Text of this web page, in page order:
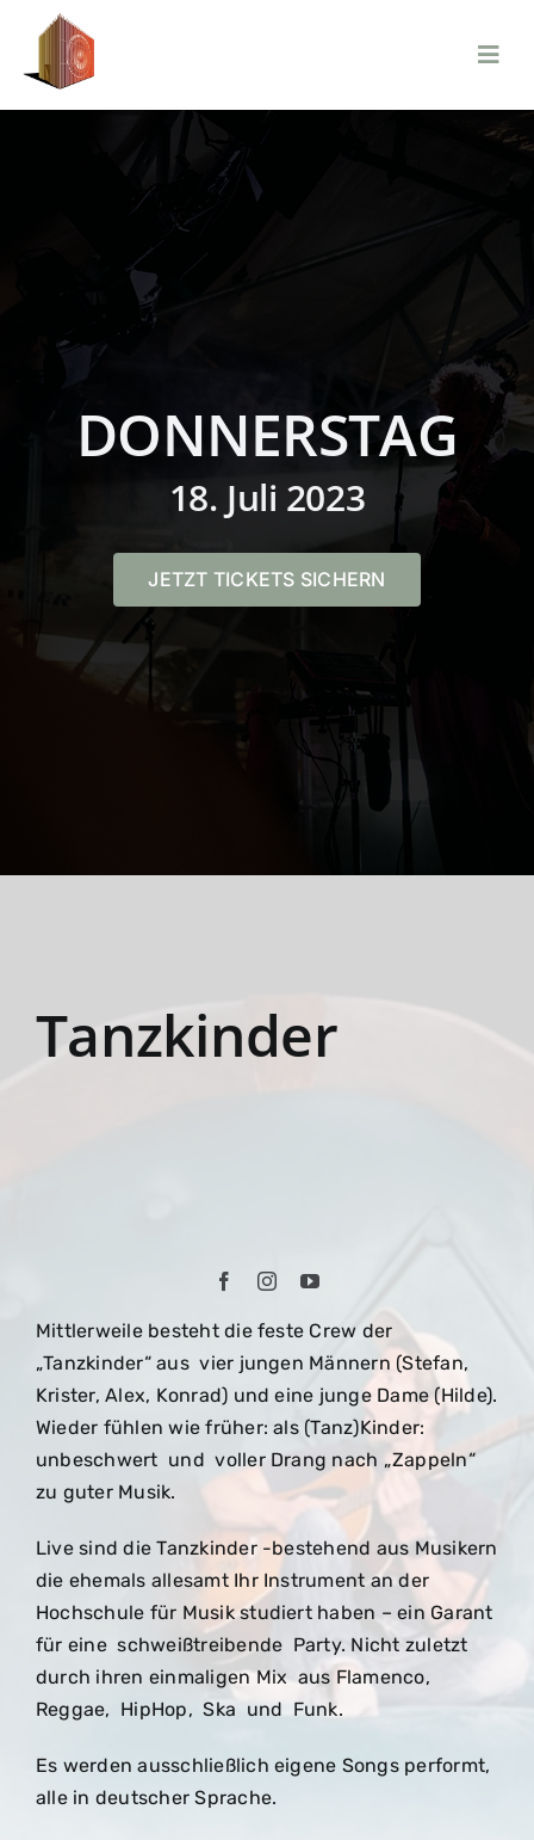
springen
DONNERSTAG
18. Juli 2023
JETZT TICKETS SICHERN
Tanzkinder
Mittlerweile besteht die feste Crew der
„Tanzkinder“ aus vier jungen Männern (Stefan,
Krister, Alex, Konrad) und eine junge Dame (Hilde).
Wieder fühlen wie früher: als (Tanz)Kinder:
unbeschwert und voller Drang nach „Zappeln“
zu guter Musik.
Live sind die Tanzkinder -bestehend aus Musikern
die ehemals allesamt Ihr Instrument an der
Hochschule für Musik studiert haben – ein Garant
für eine schweißtreibende Party. Nicht zuletzt
durch ihren einmaligen Mix aus Flamenco,
Reggae, HipHop, Ska und Funk.
Es werden ausschließlich eigene Songs performt,
alle in deutscher Sprache.